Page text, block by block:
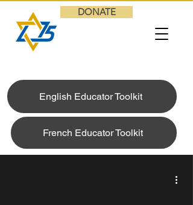
DONATE
English Educator Toolkit
French Educator Toolkit